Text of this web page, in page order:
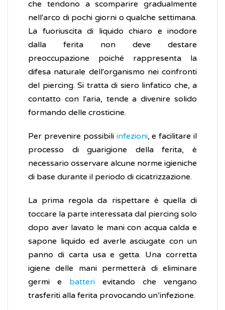
che tendono a scomparire gradualmente
nell'arco di pochi giorni o qualche settimana.
La fuoriuscita di liquido chiaro e inodore
dalla ferita non deve destare
preoccupazione poiché rappresenta la
difesa naturale dell'organismo nei confronti
del piercing. Si tratta di siero linfatico che, a
contatto con l'aria, tende a divenire solido
formando delle crosticine.
Per prevenire possibili infezioni, e facilitare il
processo di guarigione della ferita, è
necessario osservare alcune norme igieniche
di base durante il periodo di cicatrizzazione.
La prima regola da rispettare è quella di
toccare la parte interessata dal piercing solo
dopo aver lavato le mani con acqua calda e
sapone liquido ed averle asciugate con un
panno di carta usa e getta. Una corretta
igiene delle mani permetterà di eliminare
germi e batteri evitando che vengano
trasferiti alla ferita provocando un’infezione.